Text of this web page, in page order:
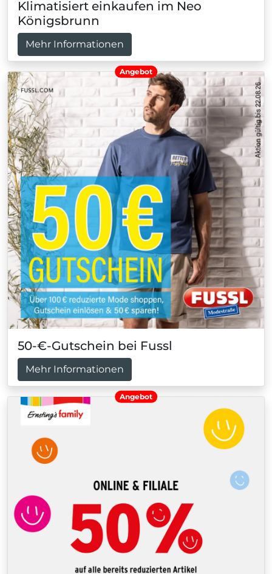
Klimatisiert einkaufen im Neo
Königsbrunn
Mehr Informationen
Angebot
50-€-Gutschein bei Fussl
Mehr Informationen
Angebot